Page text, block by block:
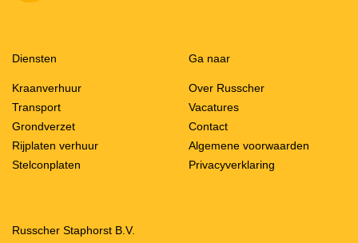
Diensten
Kraanverhuur
Transport
Grondverzet
Rijplaten verhuur
Stelconplaten
Ga naar
Over Russcher
Vacatures
Contact
Algemene voorwaarden
Privacyverklaring
Russcher Staphorst B.V.